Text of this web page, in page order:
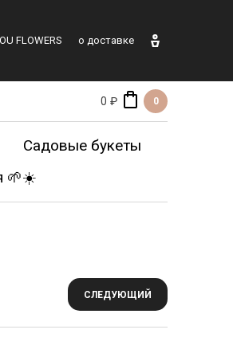
FLOWERS о доставке
0 ₽ 0
Садовые букеты
🌱☀️
СЛЕДУЮЩИЙ